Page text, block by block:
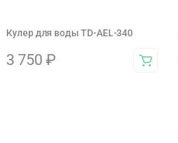
Кулер для воды TD-AEL-340
3 750 ₽